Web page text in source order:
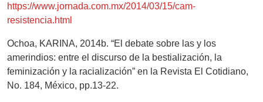
https://www.jornada.com.mx/2014/03/15/cam-
resistencia.html
Ochoa, KARINA, 2014b. “El debate sobre las y los
amerindios: entre el discurso de la bestialización, la
feminización y la racialización” en la Revista El Cotidiano,
No. 184, México, pp.13-22.